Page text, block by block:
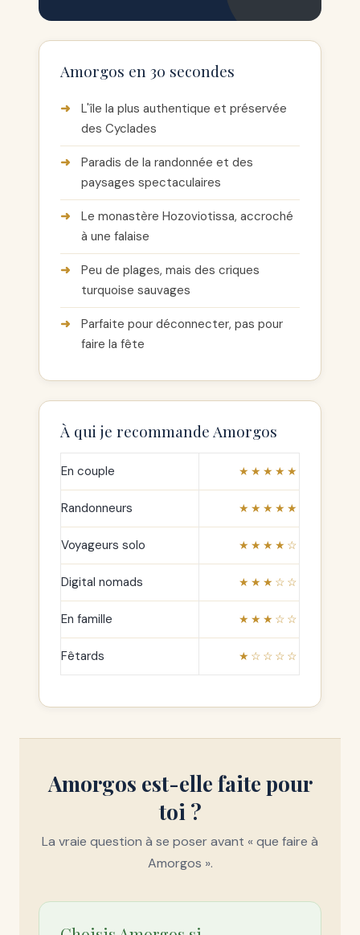
Amorgos en 30 secondes
L'île la plus authentique et préservée
des Cyclades
Paradis de la randonnée et des
paysages spectaculaires
Le monastère Hozoviotissa, accroché
à une falaise
Peu de plages, mais des criques
turquoise sauvages
Parfaite pour déconnecter, pas pour
faire la fête
À qui je recommande Amorgos
En couple ★★★★★
Randonneurs ★★★★★
Voyageurs solo ★★★★☆
Digital nomads ★★★☆☆
En famille ★★★☆☆
Fêtards ★☆☆☆☆
Amorgos est-elle faite pour
toi ?
La vraie question à se poser avant « que faire à
Amorgos ».